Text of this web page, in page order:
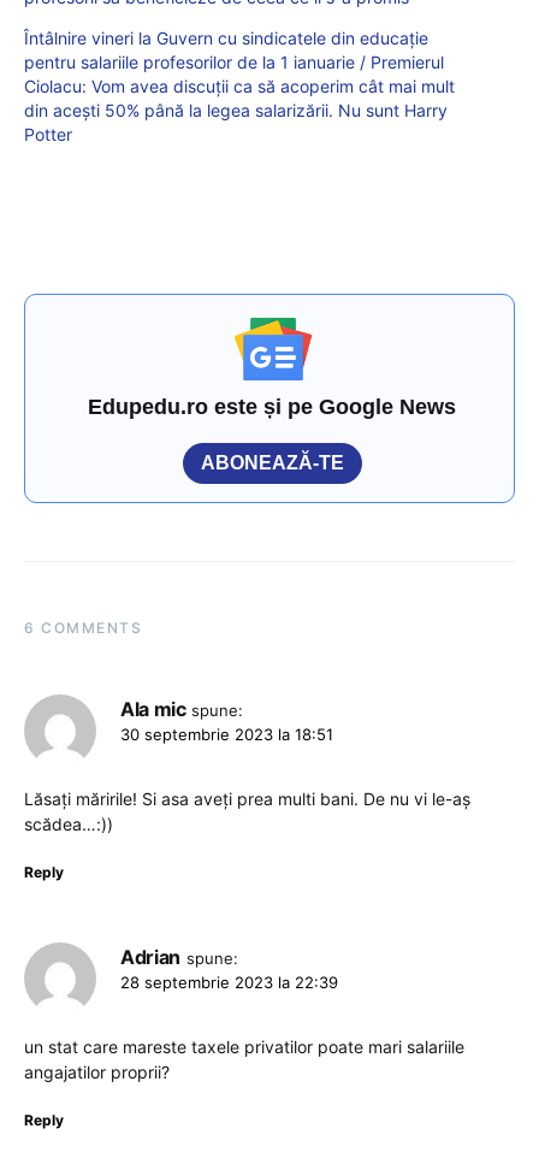
Întâlnire vineri la Guvern cu sindicatele din educație
pentru salariile profesorilor de la 1 ianuarie / Premierul
Ciolacu: Vom avea discuții ca să acoperim cât mai mult
din acești 50% până la legea salarizării. Nu sunt Harry
Potter
Edupedu.ro este și pe Google News
ABONEAZĂ-TE
6 COMMENTS
Ala mic spune:
30 septembrie 2023 la 18:51
Lăsați măririle! Si asa aveți prea multi bani. De nu vi le-aș
scădea…:))
Reply
Adrian spune:
28 septembrie 2023 la 22:39
un stat care mareste taxele privatilor poate mari salariile
angajatilor proprii?
Reply